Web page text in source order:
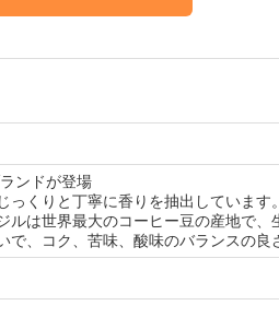
ンドが登場
くりと丁寧に香りを抽出しています。
ルは世界最大のコーヒー豆の産地で、
、コク、苦味、酸味のバランスの良